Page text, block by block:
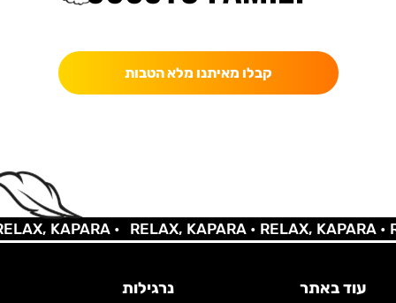
קבלו מאיתנו מלא הטבות
KAPARA • RELAX, KAPARA •RELAX, KAPARA •
עוד באתר נרגילות